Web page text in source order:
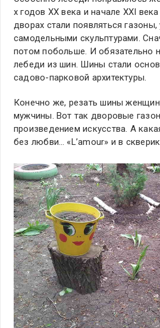
х годов ХХ века и начале XXI
дворах стали появляться
самодельными скульптурами.
потом побольше. И обязательно
лебеди из шин. Шины стали
садово-парковой архитектуры.
Конечно же, резать шины
мужчины. Вот так дворовые
произведением искусства. А
без любви… «L’amour» и в